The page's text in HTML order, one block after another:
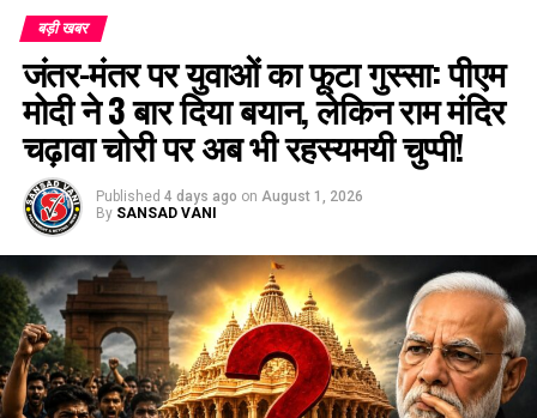
बड़ी खबर
जंतर-मंतर पर युवाओं का फूटा गुस्सा: पीएम
मोदी ने 3 बार दिया बयान, लेकिन राम मंदिर
चढ़ावा चोरी पर अब भी रहस्यमयी चुप्पी!
Published 4 days ago on August 1, 2026
By SANSAD VANI